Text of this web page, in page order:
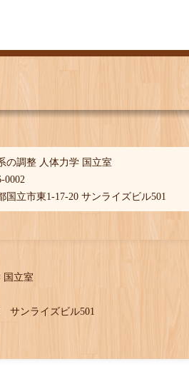
の調整 人体力学 国立室
0002
国立市東1-17-20 サンライズビル501
国立室
サンライズビル501